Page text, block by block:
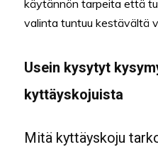
käytännön tarpeita että
valinta tuntuu kestävältä
Usein kysytyt
kyttäyskojuista
Mitä kyttäyskoju